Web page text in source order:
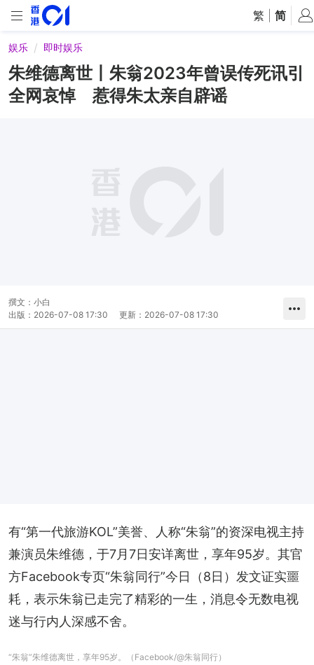
繁 简
娱乐 即时娱乐
朱维德离世丨朱翁2023年曾误传死讯引
全网哀悼 惹得朱太亲自辟谣
撰文： 小白
出版： 2026-07-08 17:30 更新： 2026-07-08 17:30
有“第一代旅游KOL”美誉、人称“朱翁”的资深电视主持
兼演员朱维德，于7月7日安详离世，享年95岁。其官
方Facebook专页“朱翁同行”今日（8日）发文证实噩
耗，表示朱翁已走完了精彩的一生，消息令无数电视
迷与行内人深感不舍。
“朱翁”朱维德离世，享年95岁。（Facebook/@朱翁同行）